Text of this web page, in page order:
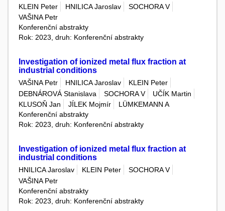
KLEIN Peter HNILICA Jaroslav
SOCHORA V
VAŠINA Petr
Konferenční abstrakty
Rok: 2023, druh: Konferenční abstrakty
Investigation of ionized metal flux fraction at
industrial conditions
VAŠINA Petr HNILICA Jaroslav
KLEIN Peter
DEBNÁROVÁ Stanislava
SOCHORA V
UČÍK Martin
KLUSOŇ Jan
JÍLEK Mojmír
LÜMKEMANN A
Konferenční abstrakty
Rok: 2023, druh: Konferenční abstrakty
Investigation of ionized metal flux fraction at
industrial conditions
HNILICA Jaroslav KLEIN Peter
SOCHORA V
VAŠINA Petr
Konferenční abstrakty
Rok: 2023, druh: Konferenční abstrakty